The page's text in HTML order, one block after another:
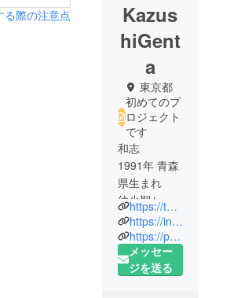
る際の注意点
Kazus
hiGent
a
東京都
初めてのプ
ロジェクト
です
和志
1991年 青森
県生まれ
幼少期か
ら、ものづ
くりとス
イーツが好
きで家族や
https://twitter.com/roytosilo
https://instagram.com/kazuxgen?utm_source=ig_profile_share&igshid=ncr8levi0pov
https://profile.ameba.jp/ameba/kazuxgen
メッセー
ジを送る